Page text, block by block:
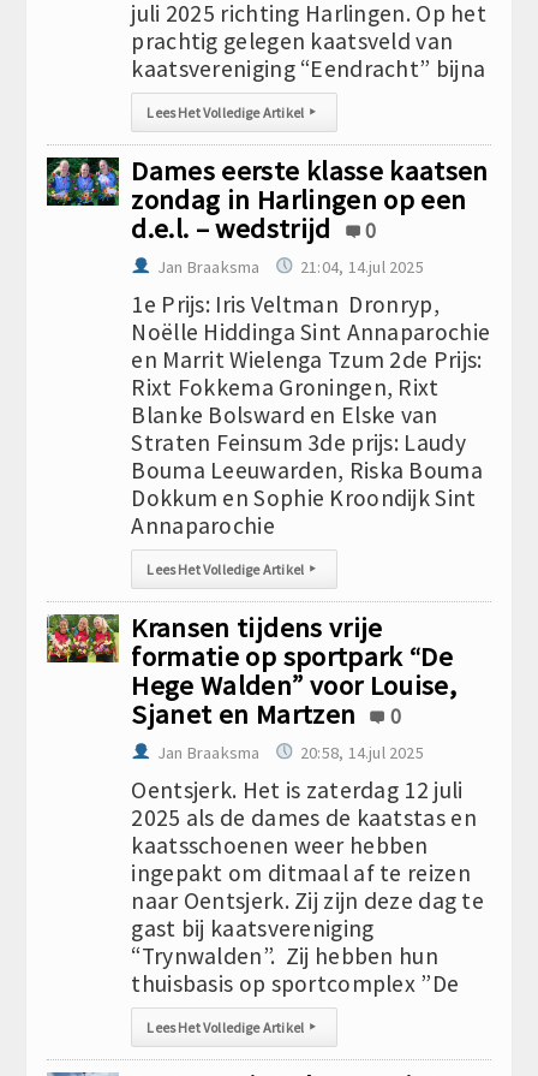
juli 2025 richting Harlingen. Op het
prachtig gelegen kaatsveld van
kaatsvereniging “Eendracht” bijna
Lees Het Volledige Artikel ▸
Dames eerste klasse kaatsen
zondag in Harlingen op een
d.e.l. – wedstrijd
0
Jan Braaksma 21:04, 14.jul 2025
1e Prijs: Iris Veltman Dronryp,
Noëlle Hiddinga Sint Annaparochie
en Marrit Wielenga Tzum 2de Prijs:
Rixt Fokkema Groningen, Rixt
Blanke Bolsward en Elske van
Straten Feinsum 3de prijs: Laudy
Bouma Leeuwarden, Riska Bouma
Dokkum en Sophie Kroondijk Sint
Annaparochie
Lees Het Volledige Artikel ▸
Kransen tijdens vrije
formatie op sportpark “De
Hege Walden” voor Louise,
Sjanet en Martzen
0
Jan Braaksma 20:58, 14.jul 2025
Oentsjerk. Het is zaterdag 12 juli
2025 als de dames de kaatstas en
kaatsschoenen weer hebben
ingepakt om ditmaal af te reizen
naar Oentsjerk. Zij zijn deze dag te
gast bij kaatsvereniging
“Trynwalden”. Zij hebben hun
thuisbasis op sportcomplex ”De
Lees Het Volledige Artikel ▸